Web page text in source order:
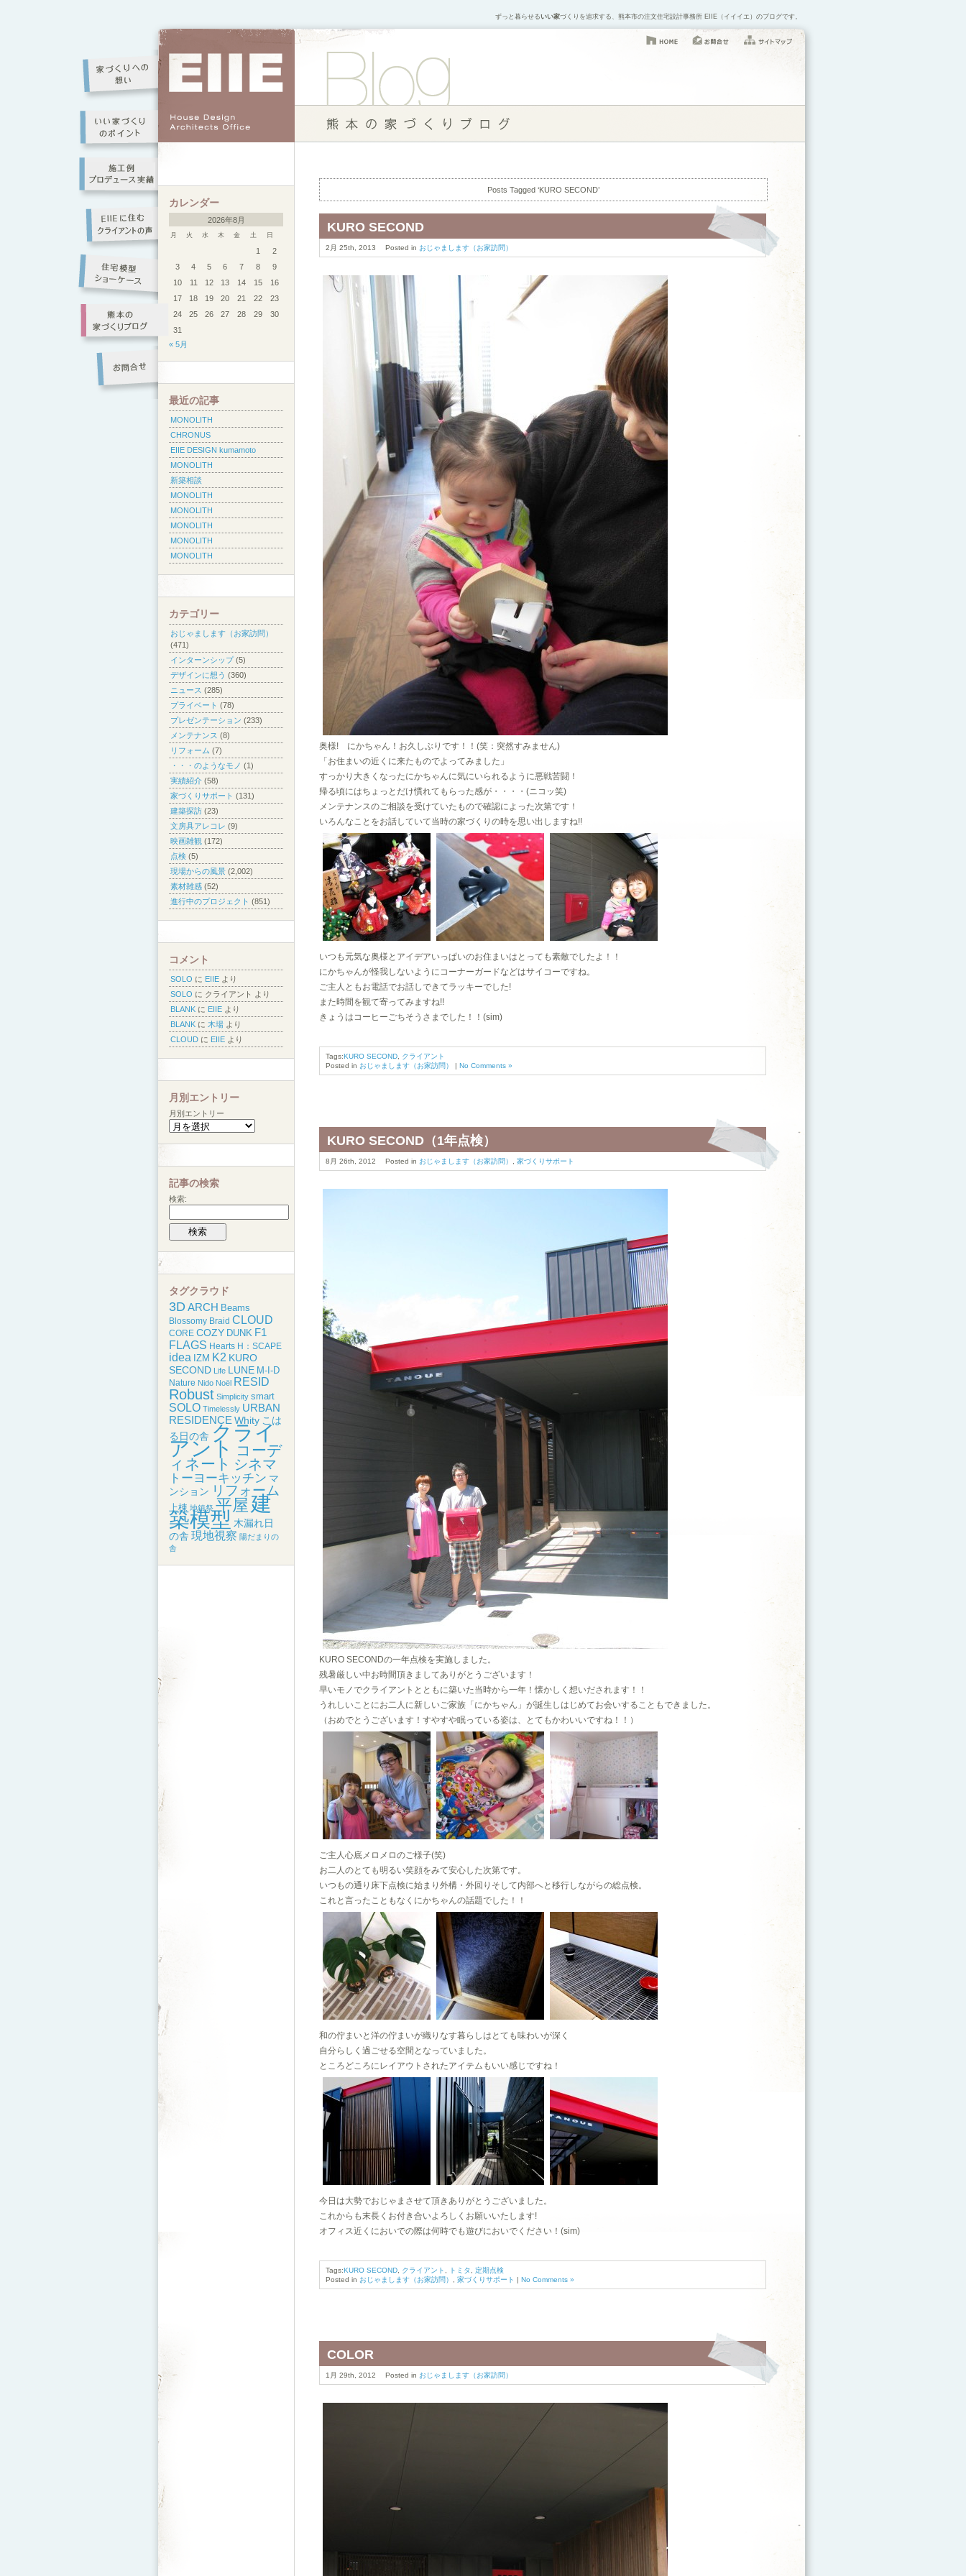
ずっと暮らせるいい家づくりを追求する、熊本市の注文住宅設計事務所 EIIE（イイイエ）のブログです。
Posts Tagged ‘KURO SECOND’
KURO SECOND
2月 25th, 2013 Posted in おじゃまします（お家訪問）
奥様! にかちゃん！お久しぶりです！！(笑：突然すみません)
「お住まいの近くに来たものでよってみました」
すっかり大きくなったにかちゃんに気にいられるように悪戦苦闘！
帰る頃にはちょっとだけ慣れてもらった感が・・・・(ニコッ笑)
メンテナンスのご相談を受けていたもので確認によった次第です！
いろんなことをお話していて当時の家づくりの時を思い出しますね!!
いつも元気な奥様とアイデアいっぱいのお住まいはとっても素敵でしたよ！！
にかちゃんが怪我しないようにコーナーガードなどはサイコーですね。
ご主人ともお電話でお話しできてラッキーでした!
また時間を観て寄ってみますね!!
きょうはコーヒーごちそうさまでした！！(sim)
Tags:KURO SECOND
クライアント
Posted in おじゃまします（お家訪問） | No Comments »
KURO SECOND（1年点検）
8月 26th, 2012 Posted in おじゃまします（お家訪問） 家づくりサポート
KURO SECONDの一年点検を実施しました。
残暑厳しい中お時間頂きましてありがとうございます！
早いモノでクライアントとともに築いた当時から一年！懐かしく想いだされます！！
うれしいことにお二人に新しいご家族「にかちゃん」が誕生しはじめてお会いすることもできました。
（おめでとうございます！すやすや眠っている姿は、とてもかわいいですね！！）
ご主人心底メロメロのご様子(笑)
お二人のとても明るい笑顔をみて安心した次第です。
いつもの通り床下点検に始まり外構・外回りそして内部へと移行しながらの総点検。
これと言ったこともなくにかちゃんの話題でした！！
和の佇まいと洋の佇まいが織りなす暮らしはとても味わいが深く
自分らしく過ごせる空間となっていました。
ところどころにレイアウトされたアイテムもいい感じですね！
今日は大勢でおじゃまさせて頂きありがとうございました。
これからも末長くお付き合いよろしくお願いいたします!
オフィス近くにおいでの際は何時でも遊びにおいでください！(sim)
Tags:KURO SECOND クライアント トミタ
定期点検
Posted in おじゃまします（お家訪問） 家づくりサポート | No Comments »
COLOR
1月 29th, 2012 Posted in おじゃまします（お家訪問）
カレンダー
2026年8月
月 火 水 木 金 土 日
1
2
3
4 5 6 7 8
9
10
11 12 13 14 15
16
17
18 19 20 21 22
23
24
25 26 27 28 29
30
31
« 5月
最近の記事
MONOLITH
CHRONUS
EIIE DESIGN kumamoto
MONOLITH
新築相談
MONOLITH
MONOLITH
MONOLITH
MONOLITH
MONOLITH
カテゴリー
おじゃまします（お家訪問）
(471)
インターンシップ(5)
デザインに想う (360)
ニュース (285)
プライベート (78)
プレゼンテーション (233)
メンテナンス (8)
リフォーム (7)
・・・のようなモノ (1)
実績紹介 (58)
家づくりサポート (131)
建築探訪 (23)
文房具アレコレ (9)
映画雑観 (172)
点検 (5)
現場からの風景 (2,002)
素材雑感 (52)
進行中のプロジェクト (851)
コメント
SOLO に EIIE より
SOLO に クライアント
より
BLANK に EIIE より
BLANK に 木場 より
CLOUD に EIIE より
月別エントリー
月別エントリー
記事の検索
検索:
タグクラウド
3D ARCH Beams
Blossomy Braid CLOUD
CORE COZY DUNK F1
FLAGS Hearts H：SCAPE
idea IZM K2 KURO
SECOND Life LUNE M-I-D
Nature Nido Noël RESID
Robust Simplicity smart
SOLO Timelessly URBAN
RESIDENCE Whity こは
る日の舎 クライ
アント
コーデ
ィネート シネマ
トーヨーキッチン マ
ンション リフォーム
上棟 地鎮祭 平屋 建
築模型 木漏れ日
の舎 現地視察 陽だまりの
舎